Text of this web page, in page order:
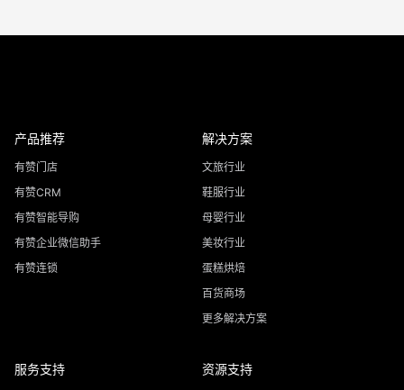
产品推荐
有赞门店
有赞CRM
有赞智能导购
有赞企业微信助手
有赞连锁
解决方案
文旅行业
鞋服行业
母婴行业
美妆行业
蛋糕烘焙
百货商场
更多解决方案
服务支持 资源支持